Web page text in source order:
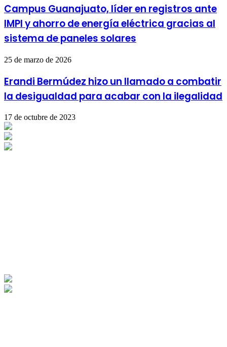
Campus Guanajuato, líder en registros ante
IMPI y ahorro de energía eléctrica gracias al
sistema de paneles solares
25 de marzo de 2026
Erandi Bermúdez hizo un llamado a combatir
la desigualdad para acabar con la ilegalidad
17 de octubre de 2023